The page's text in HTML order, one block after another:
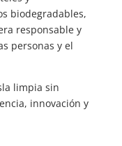
biodegradables,
responsable y
personas y el
limpia sin
innovación y